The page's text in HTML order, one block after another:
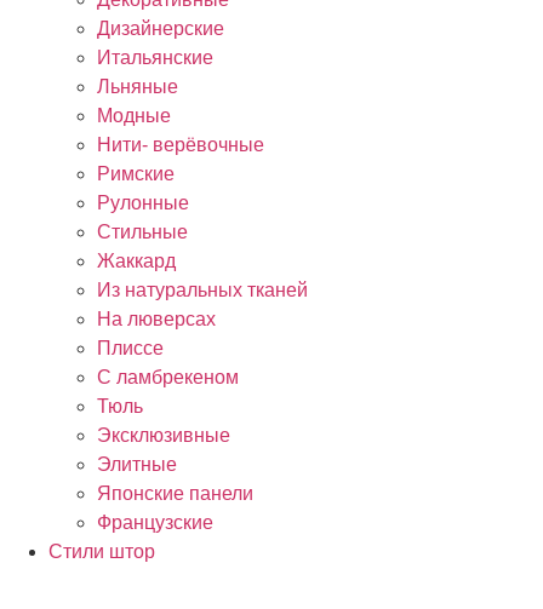
Дизайнерские
Итальянские
Льняные
Модные
Нити- верёвочные
Римские
Рулонные
Стильные
Жаккард
Из натуральных тканей
На люверсах
Плиссе
С ламбрекеном
Тюль
Эксклюзивные
Элитные
Японские панели
Французские
Стили штор